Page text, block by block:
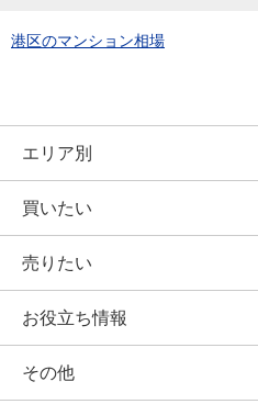
港区のマンション相場
エリア別
買いたい
売りたい
お役立ち情報
その他